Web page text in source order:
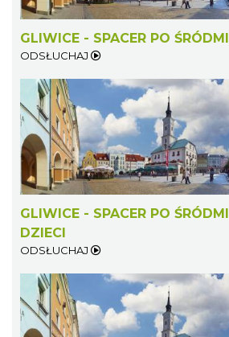
GLIWICE - SPACER PO
ODSŁUCHAJ
GLIWICE - SPACER PO
DZIECI
ODSŁUCHAJ